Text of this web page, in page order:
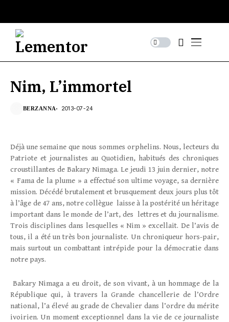
Nim, L’immortel
BERZANNA 2013-07-24
Déjà une semaine que nous sommes orphelins. Nous, lecteurs du
Patriote et journalistes au Quotidien, habitués des chroniques
croustillantes de Bakary Nimaga. Le jeudi 13 juin dernier, notre
« Fama de la plume » a effectué son ultime voyage, sa dernière
mission. Décédé brutalement et brusquement deux jours plus tôt
à l’âge de 47 ans, notre collègue laisse à la postérité un héritage
important dans le monde de l’art, des lettres et du journalisme.
Trois disciplines dans lesquelles « Nim » excellait. De l’avis de
tous, il a été un très bon journaliste. Un chroniqueur hors-pair,
mais surtout un combattant intrépide pour la démocratie dans
notre pays.
Bakary Nimaga a eu droit, de son vivant, à un hommage de la
République qui, à travers la Grande chancellerie de l’Ordre
national, l’a élevé au grade de Chevalier dans l’ordre du mérite
ivoirien. Un moment exceptionnel dans la vie de ce journaliste